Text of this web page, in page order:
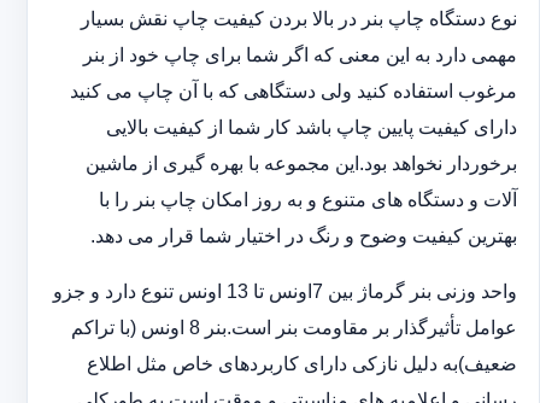
نوع دستگاه چاپ بنر در بالا بردن کیفیت چاپ نقش بسیار
مهمی دارد به این معنی که اگر شما برای چاپ خود از بنر
‏مرغوب استفاده کنید ولی دستگاهی که با آن چاپ می کنید
دارای کیفیت پایین چاپ باشد کار شما از کیفیت بالایی
برخوردار ‏نخواهد بود.این مجموعه با بهره گیری از ماشین
آلات و دستگاه های متنوع و به روز امکان چاپ بنر را با
بهترین کیفیت ‏وضوح و رنگ در اختیار شما قرار می دهد.‏‎
واحد وزنی بنر گرماژ بین ‏‎7‎‏اونس تا 13 اونس تنوع دارد و جزو
عوامل تأثیرگذار بر مقاومت بنر است.بنر 8 اونس (با ‏تراکم
ضعیف)به دلیل نازکی دارای کاربردهای خاص مثل اطلاع